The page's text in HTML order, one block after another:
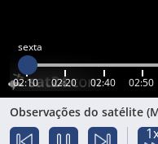
sexta
02:10 02:20 02:40 02:50
Observações do satélite